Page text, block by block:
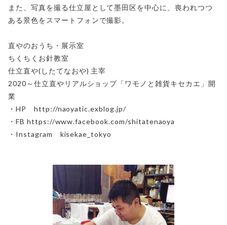
また、写真を撮る仕立屋として墨田区を中心に、喪われつつ
ある景色をスマートフォンで撮影。
直やのおうち・展示室
ちくちくお針教室
仕立直や(したてなおや) 主宰
2020～仕立直やリアルショップ「ワモノと雑貨キセカエ」開
業
・HP http://naoyatic.exblog.jp/
・FB https://www.facebook.com/shitatenaoya
・Instagram kisekae_tokyo